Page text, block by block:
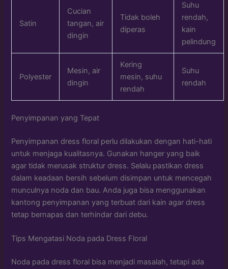
Satin
Cucian
tangan, air
dingin
Tidak boleh
diperas
Suhu
rendah,
kain
pelindung
Polyester
Mesin, air
dingin
Kering
mesin, suhu
rendah
Suhu
rendah
Penyimpanan yang Tepat
Penyimpanan dress floral perlu dilakukan dengan hati-hati
untuk menjaga kualitasnya. Gunakan hanger yang baik
agar tidak merusak struktur dress. Selalu pastikan dress
dalam keadaan bersih sebelum disimpan untuk mencegah
munculnya noda dan bau. Anda juga bisa menggunakan
kantong penyimpanan yang terbuat dari kain agar dress
tetap bernapas dan terhindar dari debu.
Tips Mengatasi Noda pada Dress Floral
Noda pada dress floral bisa menjadi masalah, tetapi ada